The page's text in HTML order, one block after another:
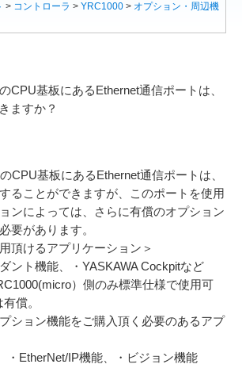
> コントローラ > YRC1000 > オプション・周辺機
CPU基板にあるEthernet通信ポートは、
ますか？
CPU基板にあるEthernet通信ポートは、
ることができますが、このポートを使用
ンによっては、さらに有償のオプション
要があります。
頂けるアプリケーション＞
ント機能、・YASKAWA Cockpitなど
）側のみ標準仕様で使用可
償。
ション機能をご購入頂く必要のあるアプ
EtherNet/IP機能、・ビジョン機能